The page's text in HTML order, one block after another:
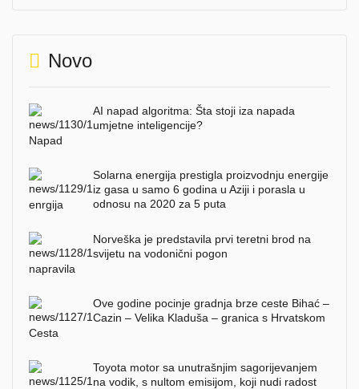
Novo
AI napad algoritma: Šta stoji iza napada
umjetne inteligencije?
Solarna energija prestigla proizvodnju energije
iz gasa u samo 6 godina u Aziji i porasla u
odnosu na 2020 za 5 puta
Norveška je predstavila prvi teretni brod na
svijetu na vodonični pogon
Ove godine pocinje gradnja brze ceste Bihać –
Cazin – Velika Kladuša – granica s Hrvatskom
Toyota motor sa unutrašnjim sagorijevanjem
na vodik, s nultom emisijom, koji nudi radost